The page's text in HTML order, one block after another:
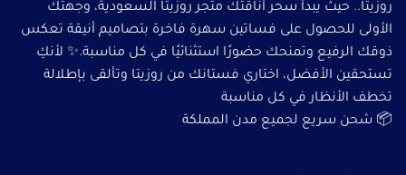
روزيتا.. حيث يبدأ سحر أناقتك متجر روزيتا السعودية، وجهتك
الأولى للحصول على فساتين سهرة فاخرة بتصاميم أنيقة تعكس
ذوقك الرفيع وتمنحك حضورًا استثنائيًا في كل مناسبة.✨ لأنكِ
تستحقين الأفضل، اختاري فستانك من روزيتا وتألقى بإطلالة
تخطف الأنظار في كل مناسبة
📦 شحن سريع لجميع مدن المملكة